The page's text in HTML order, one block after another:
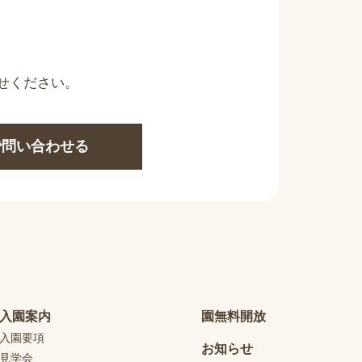
ください。
い合わせる
入園案内
入園要項
見学会
園無料開放
お知らせ